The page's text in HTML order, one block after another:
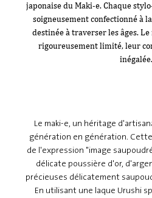
japonaise du Maki-e. Chaque
soigneusement confectionné à
destinée à traverser les âges.
rigoureusement limité, leur
inégalée.
Le maki-e, un héritage
génération en génération.
de l'expression "image
délicate poussière d'or,
précieuses délicatement
En utilisant une laque Urushi